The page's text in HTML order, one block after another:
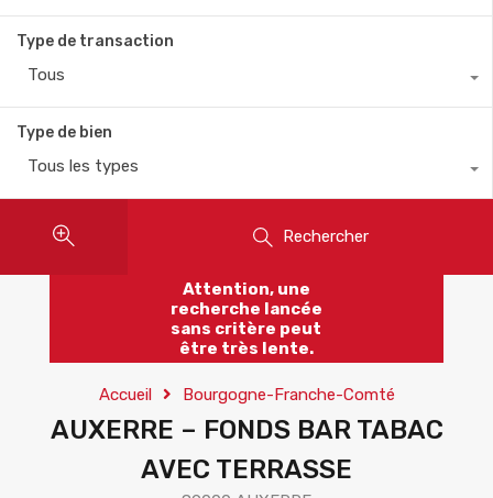
Type de transaction
Tous
Type de bien
Tous les types
Rechercher
Attention, une
recherche lancée
sans critère peut
être très lente.
Accueil Bourgogne-Franche-Comté
AUXERRE – FONDS BAR TABAC
AVEC TERRASSE